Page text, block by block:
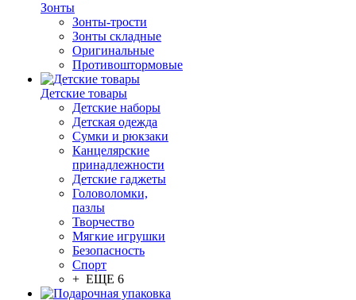
Зонты
Зонты-трости
Зонты складные
Оригинальные
Противоштормовые
Детские товары
Детские наборы
Детская одежда
Сумки и рюкзаки
Канцелярские
принадлежности
Детские гаджеты
Головоломки,
пазлы
Творчество
Мягкие игрушки
Безопасность
Спорт
+ ЕЩЕ 6